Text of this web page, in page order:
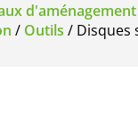
d'aménagement
/ Outils / Disques